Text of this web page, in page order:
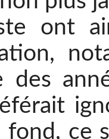
ont
des
fond, ce